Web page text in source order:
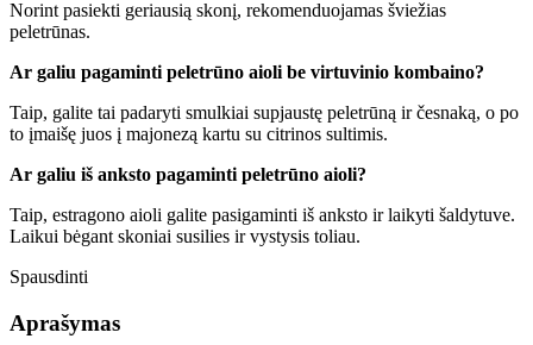
Norint pasiekti geriausią skonį, rekomenduojamas šviežias
peletrūnas.
Ar galiu pagaminti peletrūno aioli be virtuvinio kombaino?
Taip, galite tai padaryti smulkiai supjaustę peletrūną ir česnaką, o po
to įmaišę juos į majonezą kartu su citrinos sultimis.
Ar galiu iš anksto pagaminti peletrūno aioli?
Taip, estragono aioli galite pasigaminti iš anksto ir laikyti šaldytuve.
Laikui bėgant skoniai susilies ir vystysis toliau.
Spausdinti
Aprašymas